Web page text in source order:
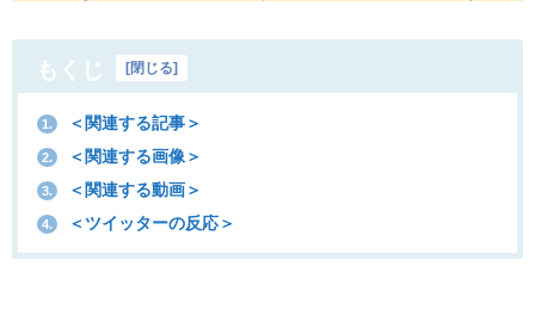
もくじ [閉じる]
1. ＜関連する記事＞
2. ＜関連する画像＞
3. ＜関連する動画＞
4. ＜ツイッターの反応＞